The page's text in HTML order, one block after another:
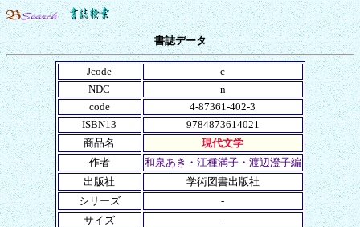
書誌データ
Jcode
c
NDC
n
code
4-87361-402-3
ISBN13
9784873614021
商品名
現代文学
作者
和泉あき・江種満子・渡辺澄子編
出版社
学術図書出版社
シリーズ
-
サイズ
-